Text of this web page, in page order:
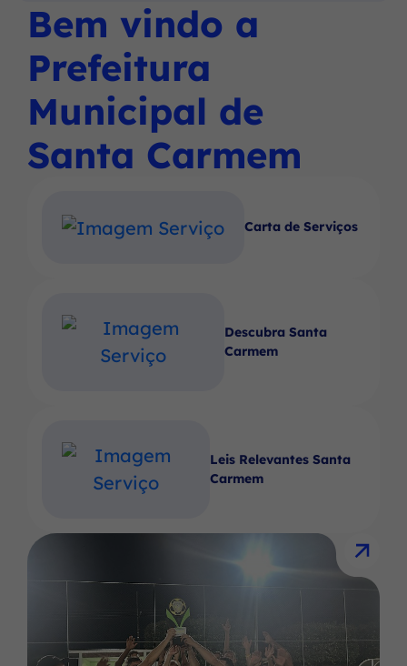
Ir
para
o
rodapé
[alt+4]
Instagram
Facebook
Youtube
menu
principal
Bem vindo a
Prefeitura
Municipal de
Santa Carmem
Carta de Serviços
Descubra Santa
Carmem
Leis Relevantes Santa
Carmem